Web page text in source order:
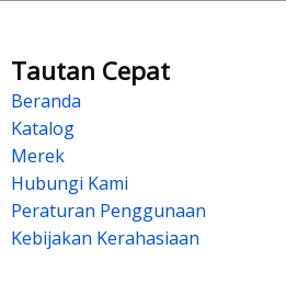
Tautan Cepat
Beranda
Katalog
Merek
Hubungi Kami
Peraturan Penggunaan
Kebijakan Kerahasiaan